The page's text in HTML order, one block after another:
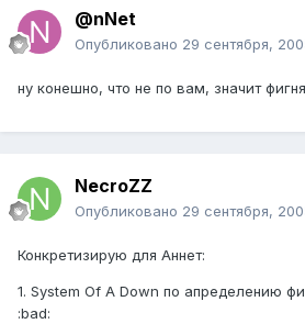
@nNet
Опубликовано 29 сентября,
ну конешно, что не по вам, значит фигня
NecroZZ
Опубликовано 29 сентября,
Конкретизирую для Аннет:
1. System Of A Down по апределению
:bad: